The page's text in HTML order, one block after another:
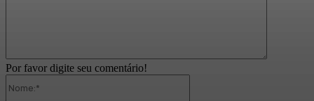
Por favor digite seu comentário!